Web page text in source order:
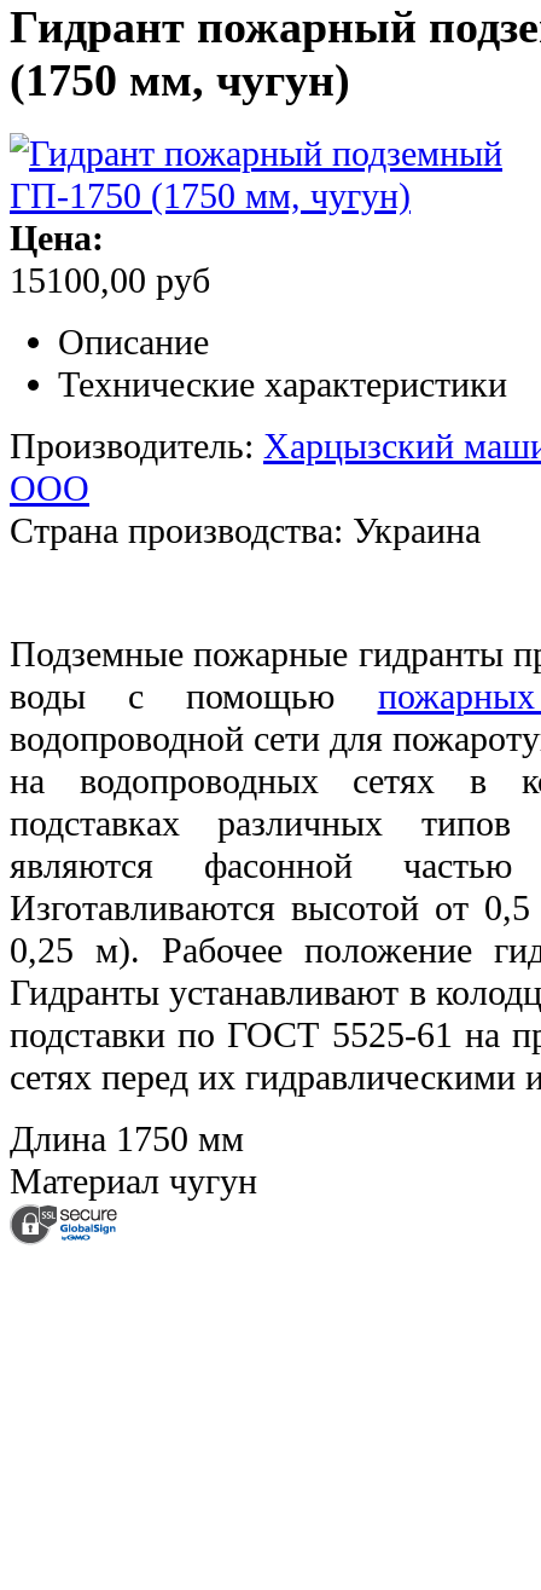
Гидрант пожарный
(1750 мм, чугун)
Цена:
15100,00 руб
Описание
Технические характеристики
Производитель: Харцызский
ООО
Страна производства: Украина
Подземные пожарные гидранты
воды с помощью
водопроводной сети для
на водопроводных сетях в
подставках различных
являются фасонной частью
Изготавливаются высотой от
0,25 м). Рабочее положение
Гидранты устанавливают в
подставки по ГОСТ 5525-61 на
сетях перед их гидравлическими
Длина 1750 мм
Материал чугун